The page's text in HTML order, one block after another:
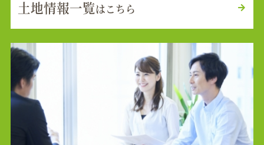
土地情報一覧はこちら